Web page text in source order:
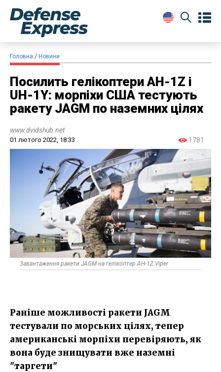
Головна Новини
Посилить гелікоптери AH-1Z і
UH-1Y: морпіхи США тестують
ракету JAGM по наземних цілях
www.dvidshub.net
01 лютого 2022, 18:33 1781
Завантаження ракети JAGM на гелікоптер AH-1Z Viper
Раніше можливості ракети JAGM
тестували по морських цілях, тепер
американські морпіхи перевіряють, як
вона буде знищувати вже наземні
"таргети"